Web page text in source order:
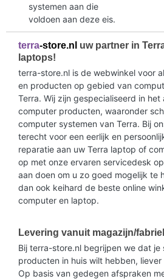
systemen aan die
voldoen aan deze eis.
terra-store.nl uw partner in
laptops!
terra-store.nl is de webwinkel voor
en producten op gebied van
Terra. Wij zijn gespecialiseerd in het
computer producten, waaronder
computer systemen van Terra. Bij
terecht voor een eerlijk en
reparatie aan uw Terra laptop of
op met onze ervaren servicedesk
aan doen om u zo goed mogelijk te
dan ook keihard de beste online
computer en laptop.
Levering vanuit magazijn/
Bij terra-store.nl begrijpen we dat je
producten in huis wilt hebben,
Op basis van gedegen afspraken